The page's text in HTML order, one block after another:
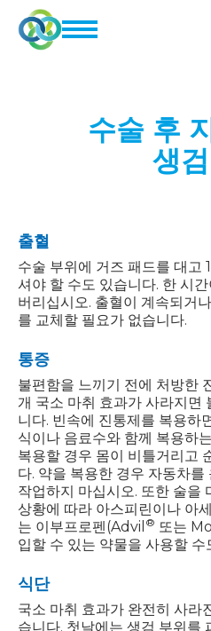
수술 후
생
출혈
수술 부위에 거즈 패드를 대고
셔야 할 수도 있습니다. 한 시
버리십시오. 출혈이 계속되거
를 교체할 필요가 없습니다.
통증
불편함을 느끼기 전에 처방한
개 국소 마취 효과가 사라지면
니다. 빈속에 진통제를 복용하
식이나 음료수와 함께 복용하
복용할 경우 몸이 비틀거리고
다. 약을 복용한 경우 자동차
작업하지 마십시오. 또한 술을
상황에 따라 아스피린이나 아
는 이부프로펜(Advil ® 또는
입할 수 있는 약물을 사용할 수
식단
국소 마취 효과가 완전히 사라
습니다. 첫날에는 생검 부위를